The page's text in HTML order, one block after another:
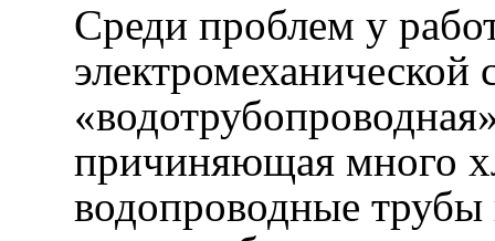
Среди проблем у
электромеханической
причиняющая много
водопроводные